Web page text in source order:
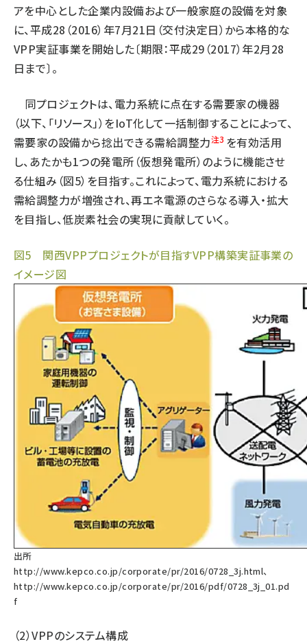
アを中心とした企業内設備および一般家庭の設備を対象
に、平成28（2016）年7月21日（交付決定日）から本格的な
VPP実証事業を開始した〔期限：平成29（2017）年2月28
日まで〕。
同プロジェクトは、電力系統に点在する需要家の機器
（以下、「リソース」）をIoT化して一括制御することによって、
需要家の設備から捻出できる需給調整力注3 を有効活用
し、あたかも1つの発電所（仮想発電所）のように機能させ
る仕組み（図5）を目指す。これによって、電力系統における
需給調整力が増強され、再エネ電源のさらなる導入・拡大
を目指し、低炭素社会の実現に貢献していく。
図5 関西VPPプロジェクトが目指すVPP構築実証事業の
イメージ図
出所
http://www.kepco.co.jp/corporate/pr/2016/0728_3j.html、
http://www.kepco.co.jp/corporate/pr/2016/pdf/0728_3j_01.pd
f
（2）VPPのシステム構成